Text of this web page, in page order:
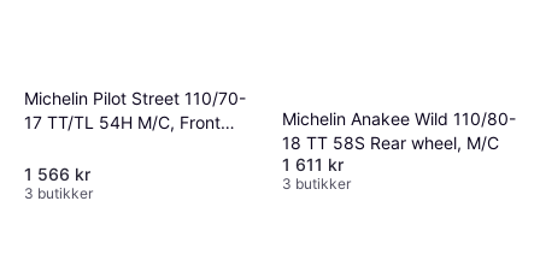
Michelin Pilot Street 110/70-
17 TT/TL 54H M/C, Front
1 566 kr
3 butikker
Michelin Anakee Wild 110/80-
18 TT 58S Rear wheel, M/C
1 611 kr
3 butikker